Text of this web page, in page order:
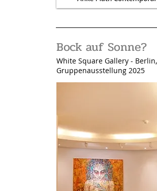
Bock auf Sonne?
White Square Gallery -
Gruppenausstellung 2025